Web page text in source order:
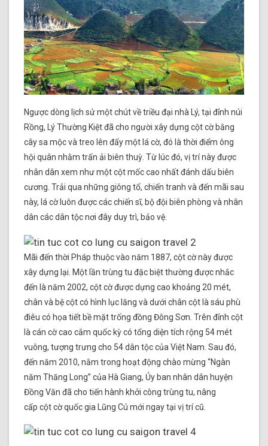
Ngược dòng lịch sử một chút về triều đại nhà Lý, tại đỉnh núi
Rồng, Lý Thường Kiệt đã cho người xây dựng cột cờ bằng
cây sa mộc và treo lên đấy một lá cờ, đó là thời điểm ông
hội quân nhằm trấn ải biên thuỳ. Từ lúc đó, vị trí này được
nhân dân xem như một cột mốc cao nhất đánh dấu biên
cương. Trải qua những giông tố, chiến tranh và đến mãi sau
này, lá cờ luôn được các chiến sĩ, bộ đội biên phòng và nhân
dân các dân tộc nơi đây duy trì, bảo vệ.
Mãi đến thời Pháp thuộc vào năm 1887, cột cờ này được
xây dựng lại. Một lần trùng tu đặc biệt thường được nhắc
đến là năm 2002, cột cờ được dựng cao khoảng 20 mét,
chân và bệ cột có hình lục lăng và dưới chân cột là sáu phù
điêu có họa tiết bề mặt trống đồng Đông Sơn. Trên đỉnh cột
là cán cờ cao cắm quốc kỳ có tổng diện tích rộng 54 mét
vuông, tượng trưng cho 54 dân tộc của Việt Nam. Sau đó,
đến năm 2010, nằm trong hoạt động chào mừng “Ngàn
năm Thăng Long” của Hà Giang, Ủy ban nhân dân huyện
Đồng Văn đã cho tiến hành khởi công trùng tu, nâng
cấp cột cờ quốc gia Lũng Cú mới ngay tại vị trí cũ.